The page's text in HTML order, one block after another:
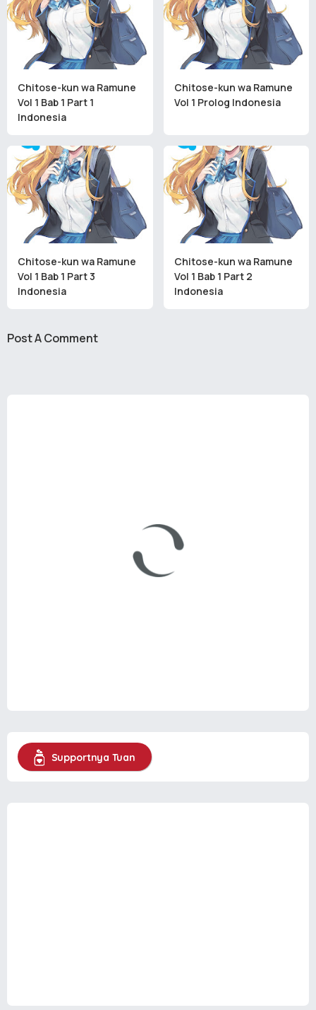
Chitose-kun wa Ramune
Vol 1 Bab 1 Part 1
Indonesia
Chitose-kun wa Ramune
Vol 1 Prolog Indonesia
Chitose-kun wa Ramune
Vol 1 Bab 1 Part 3
Indonesia
Chitose-kun wa Ramune
Vol 1 Bab 1 Part 2
Indonesia
Post A Comment
Supportnya Tuan